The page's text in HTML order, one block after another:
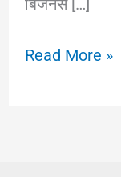
बिजनेस […]
कम
Read More »